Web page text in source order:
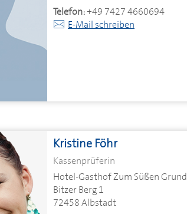
Telefon:+49 7427 4660694
E-Mail schreiben
Kristine Föhr
Kassenprüferin
Hotel-Gasthof Zum Süßen Grund
Bitzer Berg 1
72458 Albstadt